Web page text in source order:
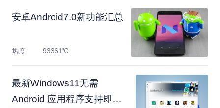
安卓Android7.0新功能汇总
热度 93361℃
最新Windows11无需
Android 应用程序支持即可